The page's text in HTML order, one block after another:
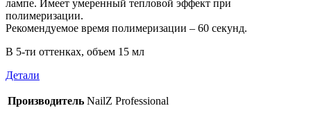
лампе. Имеет умеренный тепловой эффект при
полимеризации.
Рекомендуемое время полимеризации – 60 секунд.
В 5-ти оттенках, объем 15 мл
Детали
Производитель NailZ Professional